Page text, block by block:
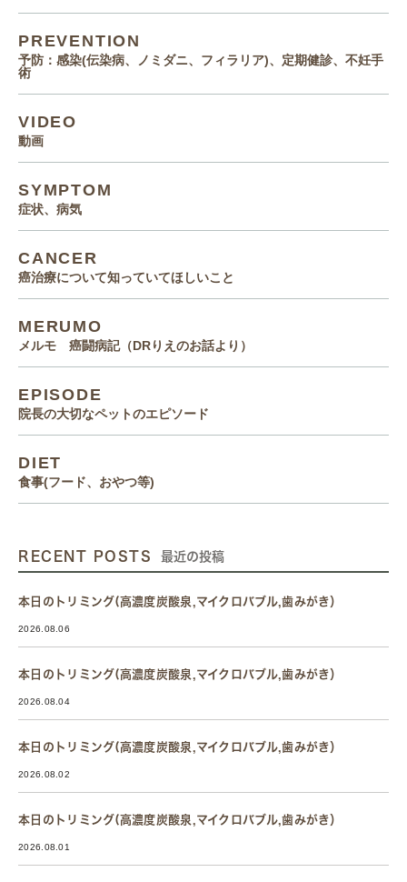
PREVENTION
予防：感染(伝染病、ノミダニ、フィラリア)、定期健診、不妊手
術
VIDEO
動画
SYMPTOM
症状、病気
CANCER
癌治療について知っていてほしいこと
MERUMO
メルモ 癌闘病記（DRりえのお話より）
EPISODE
院長の大切なペットのエピソード
DIET
食事(フード、おやつ等)
RECENT POSTS 最近の投稿
本日のトリミング(高濃度炭酸泉,マイクロバブル,歯みがき）
2026.08.06
本日のトリミング(高濃度炭酸泉,マイクロバブル,歯みがき）
2026.08.04
本日のトリミング(高濃度炭酸泉,マイクロバブル,歯みがき）
2026.08.02
本日のトリミング(高濃度炭酸泉,マイクロバブル,歯みがき）
2026.08.01